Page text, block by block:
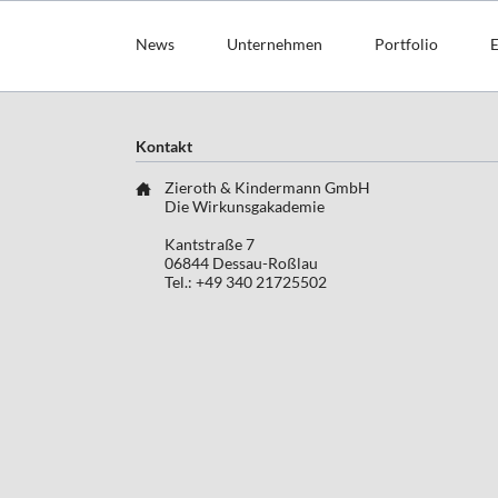
News
Unternehmen Portfolio
Kontakt
Zieroth & Kindermann GmbH
Die Wirkunsgakademie
Kantstraße 7
06844 Dessau-Roßlau
Tel.: +49 340 21725502